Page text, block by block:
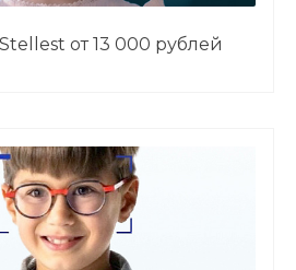
от 13 000 рублей